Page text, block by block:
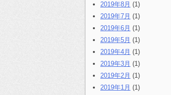
2019年8月 (1)
2019年7月 (1)
2019年6月 (1)
2019年5月 (1)
2019年4月 (1)
2019年3月 (1)
2019年2月 (1)
2019年1月 (1)